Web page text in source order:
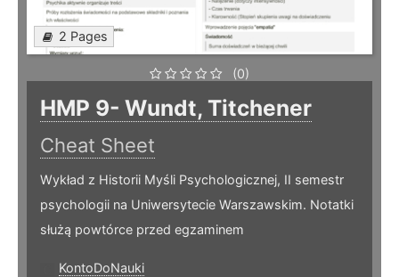
2 Pages
(0)
HMP 9- Wundt, Titchener
Cheat Sheet
Wykład z Historii Myśli Psychologicznej, II semestr
psychologii na Uniwersytecie Warszawskim. Notatki
służą powtórce przed egzaminem
KontoDoNauki